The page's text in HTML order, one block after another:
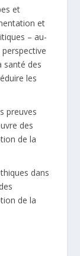
et
et
– au-
santé des
les
preuves
des
de la
dans
de la